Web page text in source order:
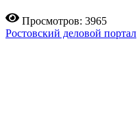
Просмотров: 3965
Ростовский деловой портал